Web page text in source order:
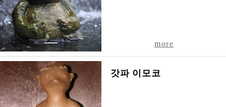
케
이
온
천
히
시
3
초
1 more
갓파 이모코